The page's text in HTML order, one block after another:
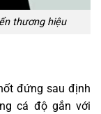
thương hiệu
đứng sau định
cá độ gắn với